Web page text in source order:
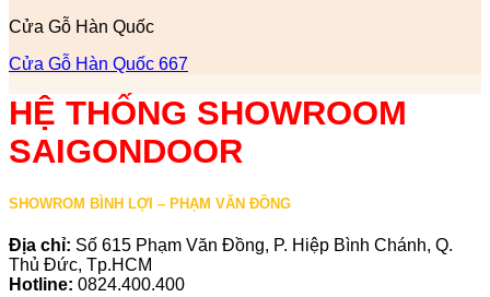
Cửa Gỗ Hàn Quốc
Cửa Gỗ Hàn Quốc 667
HỆ THỐNG SHOWROOM
SAIGONDOOR
SHOWROM BÌNH LỢI – PHẠM VĂN ĐỒNG
Địa chỉ: Số 615 Phạm Văn Đồng, P. Hiệp Bình Chánh, Q.
Thủ Đức, Tp.HCM
Hotline: 0824.400.400